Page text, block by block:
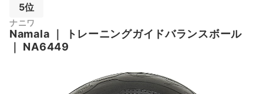
5位
ナニワ
Namala ｜
トレーニングガイドバランスボール
｜ NA6449